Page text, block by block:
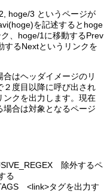
hoge/3 というページが
を記述するとhoge
、hoge/1に移動するPrev
するNextというリンクを
はヘッダイメージのリ
２度目以降に呼び出され
ンクを出力します。現在
合は対象となるページ
除外するペ
る
<link>タグを出力す